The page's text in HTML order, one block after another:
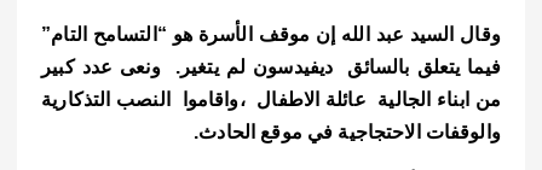
وقال السيد عبد الله إن موقف الأسرة هو “التسامح التام”
فيما يتعلق بالسائق ديفيدسون لم يتغير.
ونعى عدد كبير
من ابناء الجالية عائلة الاطفال ،واقاموا النصب التذكارية
والوقفات الاحتجاجية في موقع الحادث.